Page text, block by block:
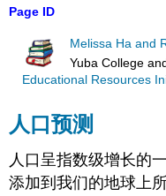
Page ID
Melissa Ha and
Yuba College
Educational Resources
人口预测
人口呈指数级增长的
添加到我们的地球上